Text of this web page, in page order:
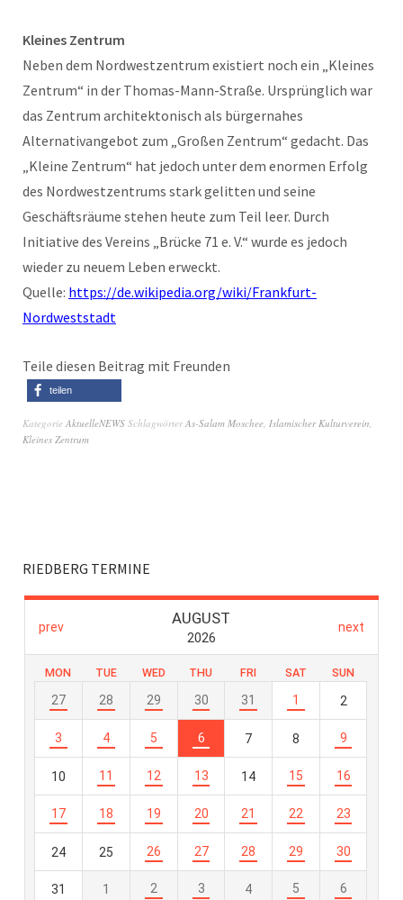
Kleines Zentrum
Neben dem Nordwestzentrum existiert noch ein „Kleines
Zentrum“ in der Thomas-Mann-Straße. Ursprünglich war
das Zentrum architektonisch als bürgernahes
Alternativangebot zum „Großen Zentrum“ gedacht. Das
„Kleine Zentrum“ hat jedoch unter dem enormen Erfolg
des Nordwestzentrums stark gelitten und seine
Geschäftsräume stehen heute zum Teil leer. Durch
Initiative des Vereins „Brücke 71 e. V.“ wurde es jedoch
wieder zu neuem Leben erweckt.
Quelle: https://de.wikipedia.org/wiki/Frankfurt-
Nordweststadt
Teile diesen Beitrag mit Freunden
teilen
Kategorie AktuelleNEWS SchlagwörterAs-Salam Moschee, Islamischer Kulturverein,
Kleines Zentrum
RIEDBERG TERMINE